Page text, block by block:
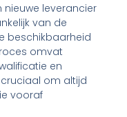
nieuwe leverancier
van de
beschikbaarheid
omvat
en
om altijd
vooraf